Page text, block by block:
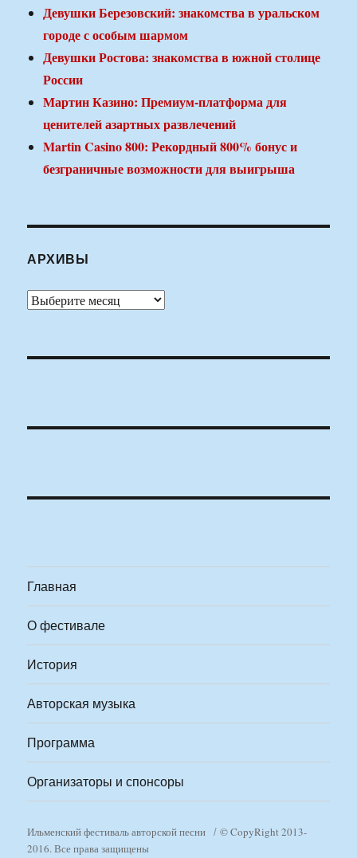
Девушки Березовский: знакомства в уральском
городе с особым шармом
Девушки Ростова: знакомства в южной столице
России
Мартин Казино: Премиум-платформа для
ценителей азартных развлечений
Martin Casino 800: Рекордный 800% бонус и
безграничные возможности для выигрыша
АРХИВЫ
Архивы
Главная
О фестивале
История
Авторская музыка
Программа
Организаторы и спонсоры
Ильменский фестиваль авторской песни
© CopyRight 2013-
2016. Все права защищены